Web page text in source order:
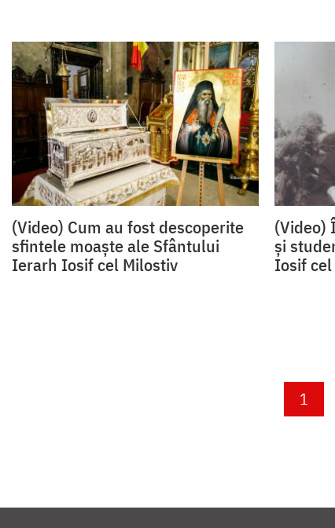
(Video) Cum au fost descoperite
sfintele moaște ale Sfântului
Ierarh Iosif cel Milostiv
(Video)
și
Iosif
1